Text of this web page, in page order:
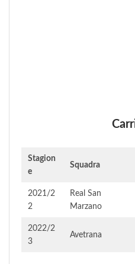
Stagion
e
Squadra
2021/2
2
Real San
Marzano
2022/2
3
Avetrana